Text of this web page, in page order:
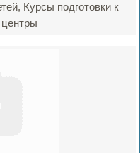
Курсы подготовки к